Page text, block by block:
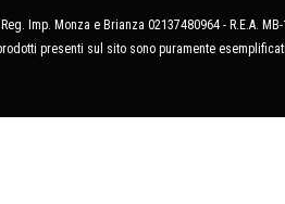
Imp. Monza e Brianza 02137480964 - R.E.A.
presenti sul sito sono puramente